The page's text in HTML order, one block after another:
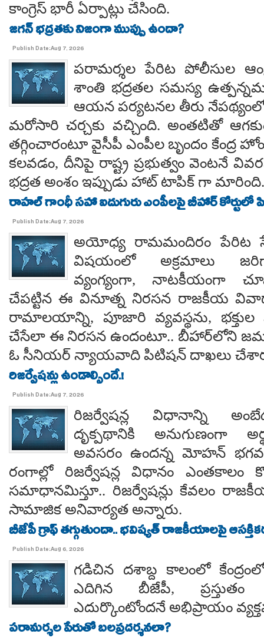
కాంగ్రెస్ భారీ ఏర్పాట్లు చేసింది.
జగన్ భద్రతకు నిజంగా ముప్పు ఉందా?
Publish Date:Aug 7, 2026
పరామర్శల పేరిట పోలీసుల
శాంతి భద్రతల సమస్య
ఆయన పర్యటనల తీరు నేపథ్యంలో
మరోసారి చర్చకు వచ్చింది. అంతటితో
తగ్గించారంటూ వైసీపీ ఎంపీల బృందం కేంద్ర
కలవడం, దీనిపై రాష్ట్ర ప్రభుత్వం వెంటనే
భద్రత అంశం ఇప్పుడు హాట్ టాపిక్ గా మారింది.
రాహల్ గాంధీ సహా ఐదుగురు ఎంపీలపై బీహార్ కోర్టులో
Publish Date:Aug 7, 2026
అయోధ్య రామమందిరం పేరిట
విషయంలో అక్రమాలు
వ్యంగ్యంగా, నాటకీయంగా
చేపట్టిన ఈ వినూత్న నిరసన రాజకీయ
రామాలయాన్ని, పూజారి వ్యవస్థను,
చేసేలా ఈ నిరసన ఉందంటూ.. బీహార్‌లోని
ఓ సీనియర్ న్యాయవాది పిటిషన్ దాఖలు
రిజర్వేషన్లు ఉండాల్సిందే.!
Publish Date:Aug 7, 2026
రిజర్వేషన్ల విధానాన్ని
దృక్పథానికి అనుగుణంగా
అవసరం ఉందన్న మోహన్
రంగాల్లో రిజర్వేషన్ల విధానం ఎంతకాలం
సమాధానమిస్తూ.. రిజర్వేషన్లు కేవలం
సామాజిక అనివార్యత అన్నారు.
బీజేపీ గ్రాఫ్ తగ్గుతుందా.. భవిష్యత్ రాజకీయాలపై
Publish Date:Aug 6, 2026
గడిచిన దశాబ్ద కాలంలో
ఎదిగిన బీజేపీ, ప్రస్తుతం
ఎదుర్కొంటోందనే అభిప్రాయం
పరామర్శల పేరుతో బలప్రదర్శనలా?